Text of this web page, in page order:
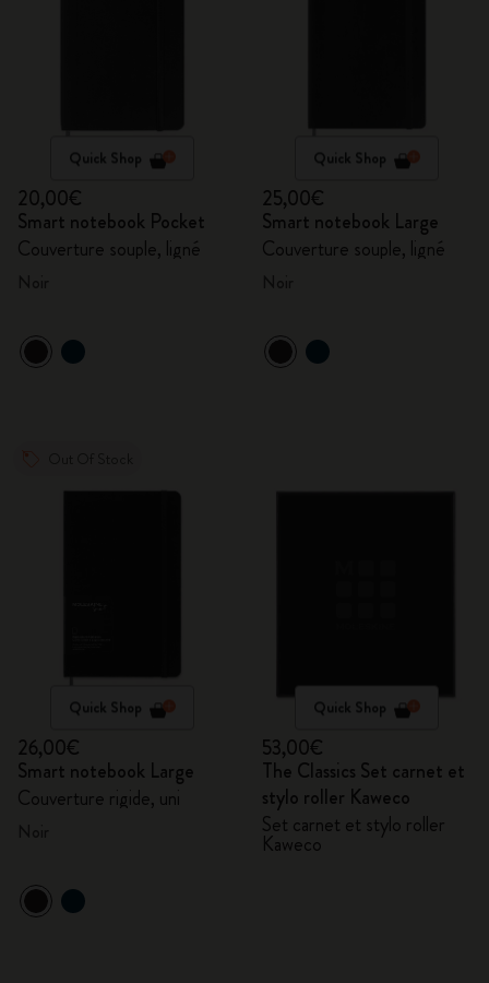
Quick Shop
20,00€
Smart notebook Pocket
Couverture souple, ligné
Quick Shop
25,00€
Smart notebook Large
Couverture souple, ligné
Quick Shop
26,00€
Smart notebook Large
Couverture rigide, uni
Quick Shop
53,00€
The Classics Set carnet et
stylo roller Kaweco
Set carnet et stylo roller
Kaweco